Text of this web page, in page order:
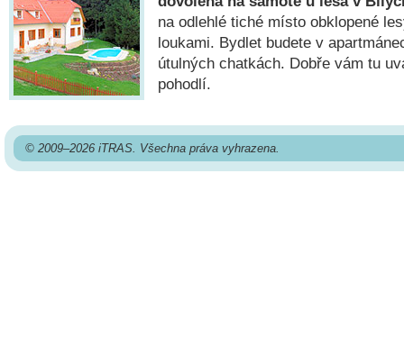
na odlehlé tiché místo obklopené
loukami. Bydlet budete v
útulných chatkách. Dobře vám tu
pohodlí.
© 2009–2026 iTRAS. Všechna práva vyhrazena.